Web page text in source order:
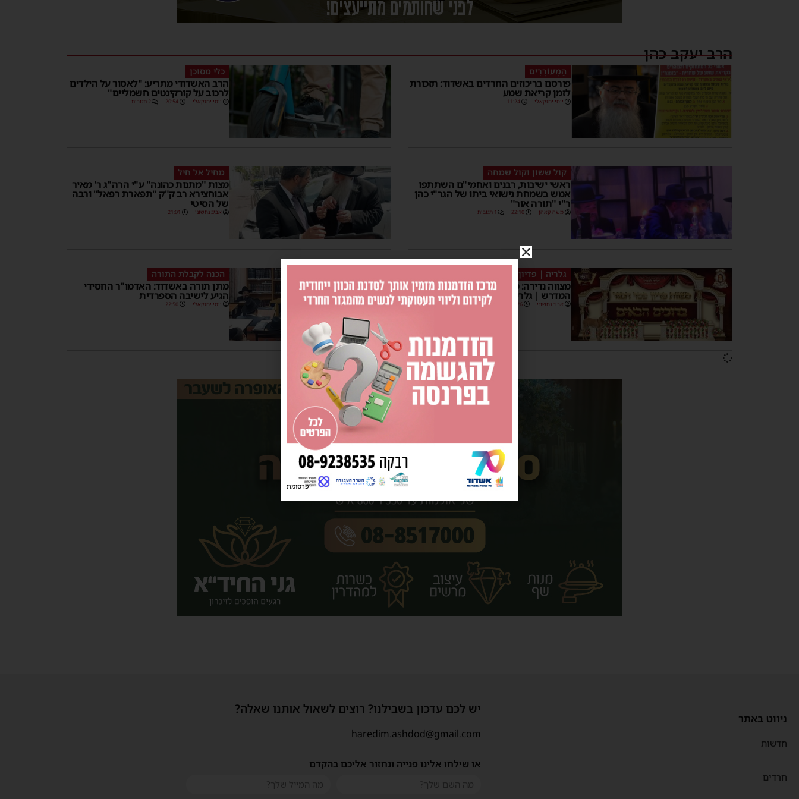
הרב יעקב כהן
הַמְעוֹרְרִים
פורסם בריכוזים החרדים באשדוד: תזכורת
לזמן קריאת שמע
יוסי יחזקאלי 11:24
כלי מסוכן
הרב האשדודי מתריע: "לאסור על הילדים
לרכוב על קורקינטים חשמליים"
יוסי יחזקאלי 20:54 2 תגובות
קול ששון וקול שמחה
ראשי ישיבות, רבנים ואחמי"ם השתתפו
אמש בשמחת נישואי ביתו של הגר"י כהן
ר"י "תורה אור"
משה קאהן 22:10 1 תגובות
מחיל אל חיל
מצות "מתנות כהונה" ע"י הרה"ג ר' מאיר
אבוחצירא רב ק"ק "תפארת רפאל" ורבה
של הסיטי
אביב נחשוני 21:01
גלריה | פדיון פטר חמור
מצווה נדירה: מצוות פדיון פטר חמור בבית
המדרש | גלריה
אביב נחשוני 19:26
הכנה לקבלת התורה
מתן תורה באשדוד: האדמו"ר החסידי
הגיע לישיבה הספרדית
יוסי יחזקאלי 22:50
ניווט באתר
חדשות
חרדים
יש לכם עדכון בשבילנו? רוצים לשאול אותנו שאלה?
haredim.ashdod@gmail.com
או שילחו אלינו פנייה ונחזור אליכם בהקדם
פרסומת